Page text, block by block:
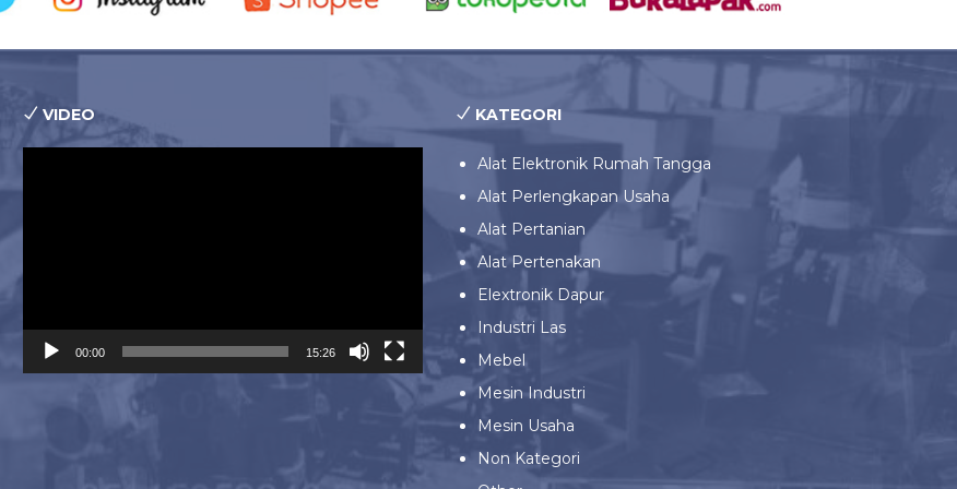
VIDEO
00:00 15:26
KATEGORI
Alat Elektronik Rumah Tangga
Alat Perlengkapan Usaha
Alat Pertanian
Alat Pertenakan
Elextronik Dapur
Industri Las
Mebel
Mesin Industri
Mesin Usaha
Non Kategori